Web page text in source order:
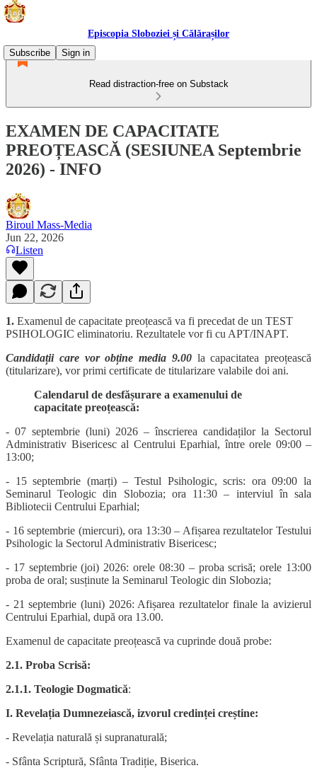
Episcopia Sloboziei și Călărașilor
Subscribe
Sign in
Read distraction-free on Substack
EXAMEN DE CAPACITATE
PREOȚEASCĂ (SESIUNEA Septembrie
2026) - INFO
Biroul Mass-Media
Jun 22, 2026
Listen
1. Examenul de capacitate preoțească va fi precedat de un TEST
PSIHOLOGIC eliminatoriu. Rezultatele vor fi cu APT/INAPT.
Candidații care vor obține media 9.00la capacitatea preoțească
(titularizare), vor primi certificate de titularizare valabile doi ani.
Calendarul de desfășurare a examenului de
capacitate preoțească:
- 07 septembrie (luni) 2026 – înscrierea candidaților la Sectorul
Administrativ Bisericesc al Centrului Eparhial, între orele 09:00 –
13:00;
- 15 septembrie (marți) – Testul Psihologic, scris: ora 09:00 la
Seminarul Teologic din Slobozia; ora 11:30 – interviul în sala
Bibliotecii Centrului Eparhial;
- 16 septembrie (miercuri), ora 13:30 – Afișarea rezultatelor Testului
Psihologic la Sectorul Administrativ Bisericesc;
- 17 septembrie (joi) 2026: orele 08:30 – proba scrisă; orele 13:00
proba de oral; susținute la Seminarul Teologic din Slobozia;
- 21 septembrie (luni) 2026: Afișarea rezultatelor finale la avizierul
Centrului Eparhial, după ora 13.00.
Examenul de capacitate preoțească va cuprinde două probe:
2.1. Proba Scrisă:
2.1.1. Teologie Dogmatică:
I. Revelația Dumnezeiască, izvorul credinței creștine:
- Revelația naturală și supranaturală;
- Sfânta Scriptură, Sfânta Tradiție, Biserica.